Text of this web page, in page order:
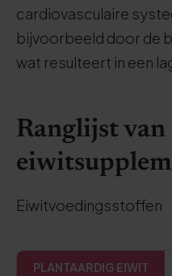
cardiovasculaire
bijvoorbeeld door de
wat resulteert in een
Ranglijst van
Eiwitvoedingsstoffen
PLANTAARDIG EIWIT